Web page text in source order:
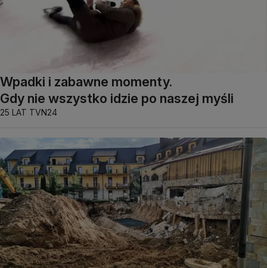
Wpadki i zabawne momenty.
Gdy nie wszystko idzie po naszej myśli
25 LAT TVN24